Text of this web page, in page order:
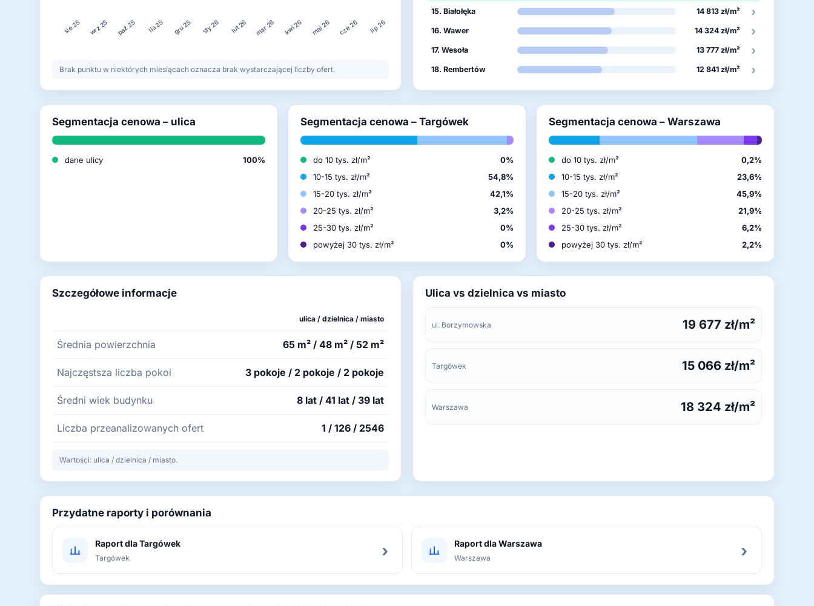
sie 25 wrz 25 paź 25 lis 25 gru 25 sty 26 lut 26 mar 26 kwi 26 maj 26 cze 26 lip 26
Brak punktu w niektórych miesiącach oznacza brak wystarczającej liczby ofert.
15. Białołęka 14 813 zł/m² ›
16. Wawer 14 324 zł/m² ›
17. Wesoła 13 777 zł/m² ›
18. Rembertów 12 841 zł/m² ›
Segmentacja cenowa – ulica
dane ulicy 100%
Segmentacja cenowa – Targówek
do 10 tys. zł/m²
0%
10-15 tys. zł/m²
54,8%
15-20 tys. zł/m²
42,1%
20-25 tys. zł/m²
3,2%
25-30 tys. zł/m²
0%
powyżej 30 tys. zł/m²
0%
Segmentacja cenowa – Warszawa
do 10 tys. zł/m²
0,2%
10-15 tys. zł/m²
23,6%
15-20 tys. zł/m²
45,9%
20-25 tys. zł/m²
21,9%
25-30 tys. zł/m²
6,2%
powyżej 30 tys. zł/m²
2,2%
Szczegółowe informacje
ulica / dzielnica / miasto
Średnia powierzchnia 65 m² / 48 m² / 52 m²
Najczęstsza liczba pokoi 3 pokoje / 2 pokoje / 2 pokoje
Średni wiek budynku 8 lat / 41 lat / 39 lat
Liczba przeanalizowanych ofert 1 / 126 / 2546
Wartości: ulica / dzielnica / miasto.
Ulica vs dzielnica vs miasto
ul. Borzymowska 19 677 zł/m²
Targówek 15 066 zł/m²
Warszawa 18 324 zł/m²
Przydatne raporty i porównania
Raport dla Targówek
Targówek › Raport dla Warszawa
Warszawa ›